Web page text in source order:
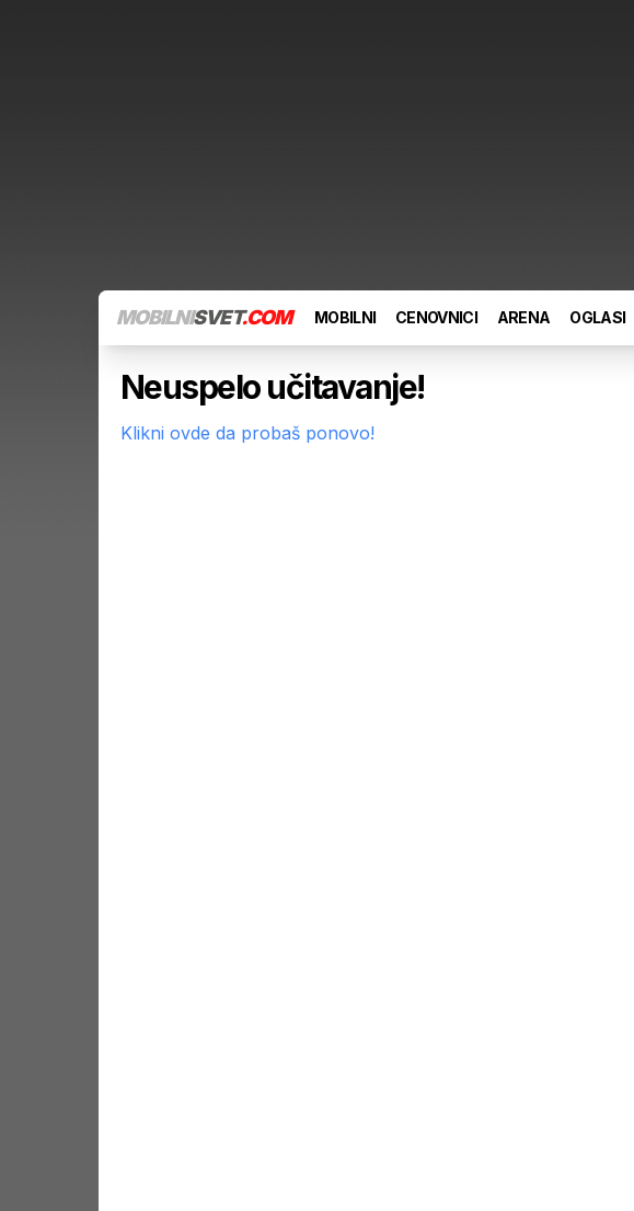
MOBILNISVET.COM MOBILNI CENOVNICI ARENA OGLASI
Neuspelo učitavanje!
Klikni ovde da probaš ponovo!